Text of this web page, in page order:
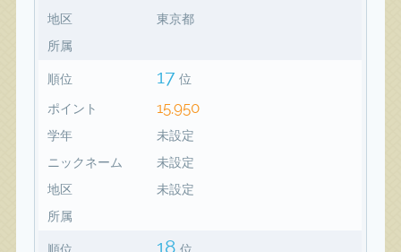
地区
東京都
所属
順位 17 位
ポイント 15,950
学年
未設定
ニックネーム
未設定
地区
未設定
所属
順位 18 位